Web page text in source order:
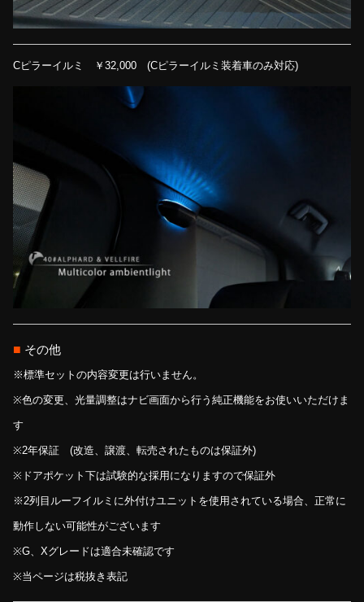
Cピラーイルミ ￥32,000 (Cピラーイルミ装着車のみ対応)
■ その他
※標準セットの内容変更は行いません。
※色の変更、光量調整はナビ画面から行う純正機能をお使いいただけま
す
※2年保証 (改造、譲渡、転売されたものは保証外)
※ドアポケット下は試験的な採用になりますので保証外
※2列目ルーフイルミに外付けユニットを使用されている場合、正常に
動作しない可能性がございます
※G、Xグレードは適合未確認です
※当ページは税抜き表記